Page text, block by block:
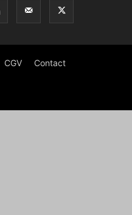
CGV Contact